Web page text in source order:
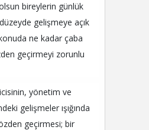
bireylerin günlük
gelişmeye açık
ne kadar çaba
geçirmeyi zorunlu
yönetim ve
gelişmeler ışığında
geçirmesi; bir